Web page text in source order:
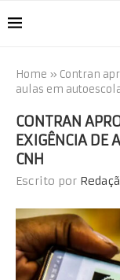
Home » Contran
aulas em
CONTRAN
EXIGÊNCIA DE
CNH
Escrito por